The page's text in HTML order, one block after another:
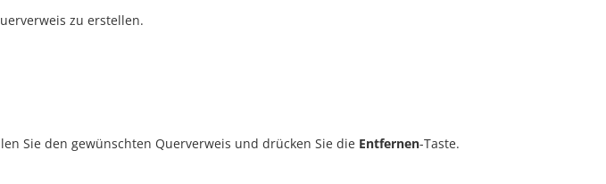
zu erstellen.
Sie den gewünschten Querverweis und drücken Sie die Entfernen-Taste.